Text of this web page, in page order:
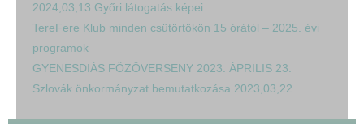
2024,03,13 Győri látogatás képei
TereFere Klub minden csütörtökön 15 órától – 2025. évi
programok
GYENESDIÁS FŐZŐVERSENY 2023. ÁPRILIS 23.
Szlovák önkormányzat bemutatkozása 2023,03,22